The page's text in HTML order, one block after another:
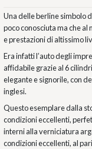
Una delle berline simbolo
poco conosciuta ma che
e prestazioni di altissimo
Era infatti l’auto degli
affidabile grazie al 6
elegante e signorile, con
inglesi.
Questo esemplare dalla
condizioni eccellenti,
interni alla verniciatura
condizioni eccellenti, al